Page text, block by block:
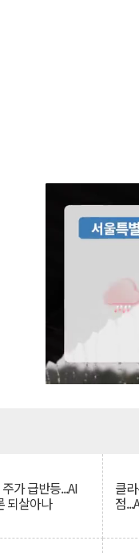
가 급반등...AI
되살아나
클
점